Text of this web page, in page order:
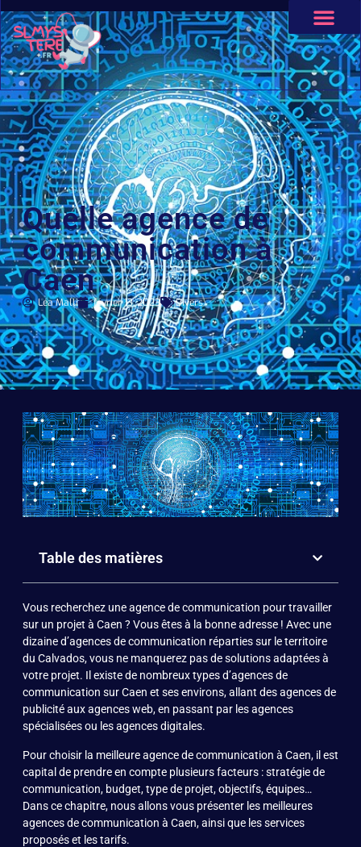
Quelle agence de
communication à
Caen
Léa Malli février 13, 2023 Divers
Table des matières
Vous recherchez une agence de communication pour travailler
sur un projet à Caen ? Vous êtes à la bonne adresse ! Avec une
dizaine d’agences de communication réparties sur le territoire
du Calvados, vous ne manquerez pas de solutions adaptées à
votre projet. Il existe de nombreux types d’agences de
communication sur Caen et ses environs, allant des agences de
publicité aux agences web, en passant par les agences
spécialisées ou les agences digitales.
Pour choisir la meilleure agence de communication à Caen, il est
capital de prendre en compte plusieurs facteurs : stratégie de
communication, budget, type de projet, objectifs, équipes…
Dans ce chapitre, nous allons vous présenter les meilleures
agences de communication à Caen, ainsi que les services
proposés et les tarifs.